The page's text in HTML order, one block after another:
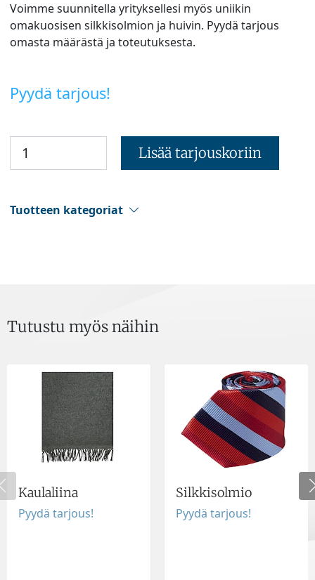
Voimme suunnitella yrityksellesi myös uniikin
omakuosisen silkkisolmion ja huivin. Pyydä tarjous
omasta määrästä ja toteutuksesta.
Pyydä tarjous!
Lisää tarjouskoriin
Tuotteen kategoriat
Tutustu myös näihin
Kaulaliina
Pyydä tarjous!
Silkkisolmio
Pyydä tarjous!